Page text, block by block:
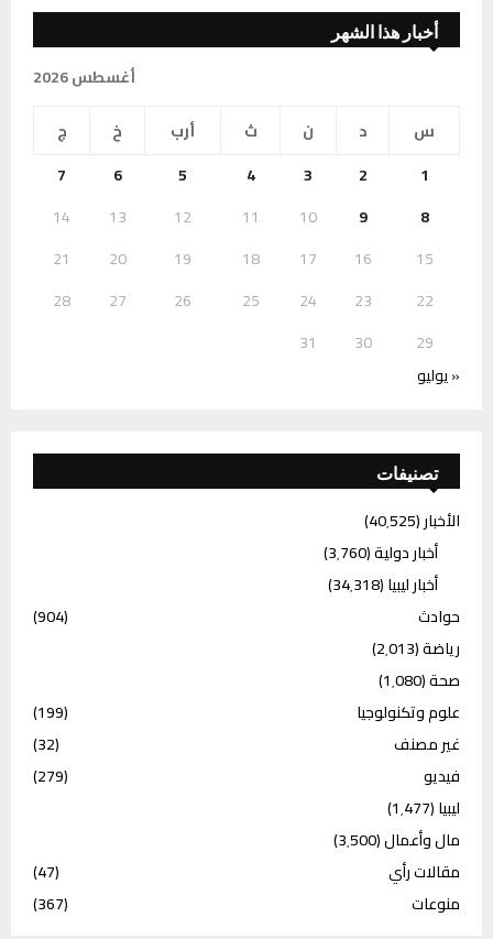
أخبار هذا الشهر
أغسطس 2026
س
د ن ث أرب خ
ج
1
2
3
4
5
6
7
8
9
10
11
12
13
14
15
16
17
18
19
20
21
22
23
24
25
26
27
28
29
30
31
« يوليو
تصنيفات
الأخبار(40٬525)
أخبار دولية(3٬760)
أخبار ليبيا(34٬318)
حوادث
(904)
رياضة(2٬013)
صحة(1٬080)
علوم وتكنولوجيا
(199)
غير مصنف
(32)
فيديو
(279)
ليبيا(1٬477)
مال وأعمال(3٬500)
مقالات رأي
(47)
منوعات
(367)